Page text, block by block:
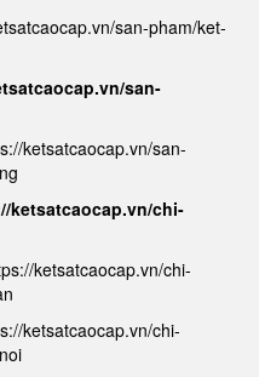
san-pham/ket-
san-
ketsatcaocap.vn/san-
ketsatcaocap.vn/chi-
ketsatcaocap.vn/chi-
ketsatcaocap.vn/chi-